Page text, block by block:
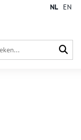
NL EN